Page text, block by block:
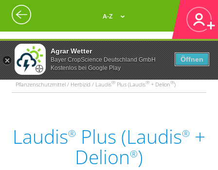
Agrar Wetter
Bayer CropScience Deutschland GmbH
Kostenlos bei Google Play
Öffnen
A-Z
Pflanzenschutzmittel / Herbizid / Laudis® Plus (Laudis® + Delion®)
Laudis® Plus (Laudis® +
Delion®)